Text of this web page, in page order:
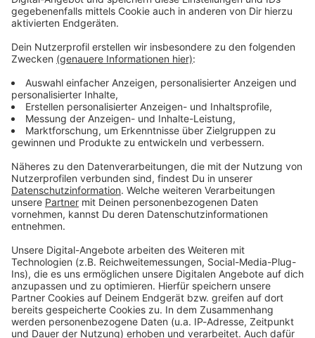
Immer auf dem Laufenden
bleiben!
Verpass' nichts mehr - mit unserem kostenlosen
ANTENNE BAYERN Newsletter. Ob Nachrichten,
Lifestyle oder unsere neuesten Aktionen - wir
informieren dich.
Zum Newsletter anmelden
Studio Hotline
Kontaktformular